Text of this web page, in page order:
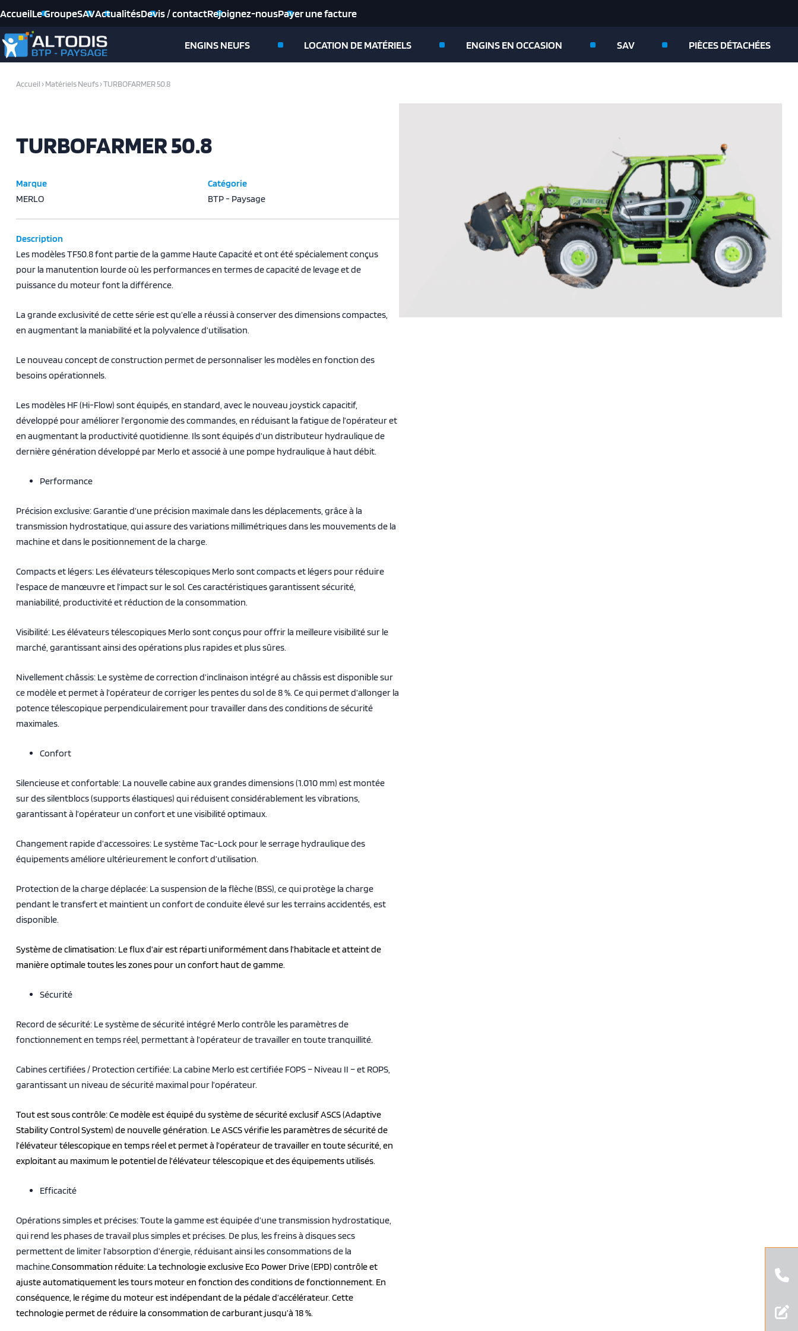
AccueilLe GroupeSAVActualitésDevis / contactRejoignez-nousPayer une facture
ENGINS NEUFS LOCATION DE MATÉRIELS ENGINS EN OCCASION SAV PIÈCES DÉTACHÉES
Accueil›Matériels Neufs›TURBOFARMER 50.8
TURBOFARMER 50.8
Marque
MERLO
Catégorie
BTP - Paysage
Description
Les modèles TF50.8 font partie de la gamme Haute Capacité et ont été spécialement conçus
pour la manutention lourde où les performances en termes de capacité de levage et de
puissance du moteur font la différence.
La grande exclusivité de cette série est qu’elle a réussi à conserver des dimensions compactes,
en augmentant la maniabilité et la polyvalence d’utilisation.
Le nouveau concept de construction permet de personnaliser les modèles en fonction des
besoins opérationnels.
Les modèles HF (Hi-Flow) sont équipés, en standard, avec le nouveau joystick capacitif,
développé pour améliorer l’ergonomie des commandes, en réduisant la fatigue de l’opérateur et
en augmentant la productivité quotidienne. Ils sont équipés d’un distributeur hydraulique de
dernière génération développé par Merlo et associé à une pompe hydraulique à haut débit.
Performance
Précision exclusive: Garantie d’une précision maximale dans les déplacements, grâce à la
transmission hydrostatique, qui assure des variations millimétriques dans les mouvements de la
machine et dans le positionnement de la charge.
Compacts et légers: Les élévateurs télescopiques Merlo sont compacts et légers pour réduire
l’espace de manœuvre et l’impact sur le sol. Ces caractéristiques garantissent sécurité,
maniabilité, productivité et réduction de la consommation.
Visibilité: Les élévateurs télescopiques Merlo sont conçus pour offrir la meilleure visibilité sur le
marché, garantissant ainsi des opérations plus rapides et plus sûres.
Nivellement châssis: Le système de correction d’inclinaison intégré au châssis est disponible sur
ce modèle et permet à l’opérateur de corriger les pentes du sol de 8 %. Ce qui permet d’allonger la
potence télescopique perpendiculairement pour travailler dans des conditions de sécurité
maximales.
Confort
Silencieuse et confortable: La nouvelle cabine aux grandes dimensions (1.010 mm) est montée
sur des silentblocs (supports élastiques) qui réduisent considérablement les vibrations,
garantissant à l’opérateur un confort et une visibilité optimaux.
Changement rapide d’accessoires: Le système Tac-Lock pour le serrage hydraulique des
équipements améliore ultérieurement le confort d’utilisation.
Protection de la charge déplacée: La suspension de la flèche (BSS), ce qui protège la charge
pendant le transfert et maintient un confort de conduite élevé sur les terrains accidentés, est
disponible.
Système de climatisation: Le flux d’air est réparti uniformément dans l’habitacle et atteint de
manière optimale toutes les zones pour un confort haut de gamme.
Sécurité
Record de sécurité: Le système de sécurité intégré Merlo contrôle les paramètres de
fonctionnement en temps réel, permettant à l’opérateur de travailler en toute tranquillité.
Cabines certifiées / Protection certifiée: La cabine Merlo est certifiée FOPS – Niveau II – et ROPS,
garantissant un niveau de sécurité maximal pour l’opérateur.
Tout est sous contrôle: Ce modèle est équipé du système de sécurité exclusif ASCS (Adaptive
Stability Control System) de nouvelle génération. Le ASCS vérifie les paramètres de sécurité de
l’élévateur télescopique en temps réel et permet à l’opérateur de travailler en toute sécurité, en
exploitant au maximum le potentiel de l’élévateur télescopique et des équipements utilisés.
Efficacité
Opérations simples et précises: Toute la gamme est équipée d’une transmission hydrostatique,
qui rend les phases de travail plus simples et précises. De plus, les freins à disques secs
permettent de limiter l’absorption d’énergie, réduisant ainsi les consommations de la
machine.Consommation réduite: La technologie exclusive Eco Power Drive (EPD) contrôle et
ajuste automatiquement les tours moteur en fonction des conditions de fonctionnement. En
conséquence, le régime du moteur est indépendant de la pédale d’accélérateur. Cette
technologie permet de réduire la consommation de carburant jusqu’à 18 %.